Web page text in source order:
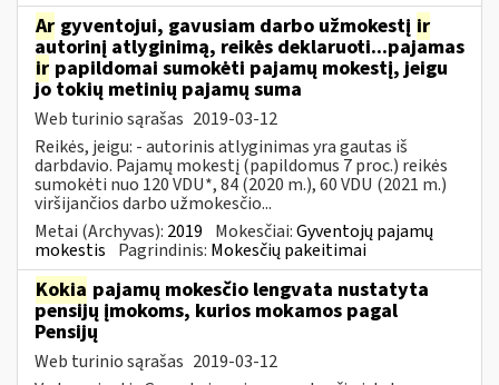
Ar gyventojui, gavusiam darbo užmokestį ir
autorinį atlyginimą, reikės deklaruoti...pajamas
ir papildomai sumokėti pajamų mokestį, jeigu
jo tokių metinių pajamų suma
Web turinio sąrašas 2019-03-12
Reikės, jeigu: - autorinis atlyginimas yra gautas iš
darbdavio. Pajamų mokestį (papildomus 7 proc.) reikės
sumokėti nuo 120 VDU*, 84 (2020 m.), 60 VDU (2021 m.)
viršijančios darbo užmokesčio...
Metai (Archyvas): 2019 Mokesčiai:Gyventojų pajamų
mokestis Pagrindinis: Mokesčių pakeitimai
Kokia pajamų mokesčio lengvata nustatyta
pensijų įmokoms, kurios mokamos pagal
Pensijų
Web turinio sąrašas 2019-03-12